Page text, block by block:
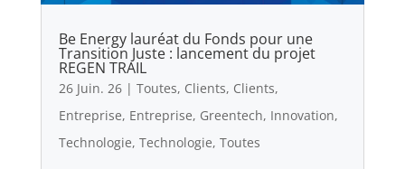
Be Energy lauréat du Fonds pour une
Transition Juste : lancement du projet
REGEN TRAIL
26 Juin. 26| Toutes, Clients, Clients,
Entreprise, Entreprise, Greentech, Innovation,
Technologie, Technologie, Toutes